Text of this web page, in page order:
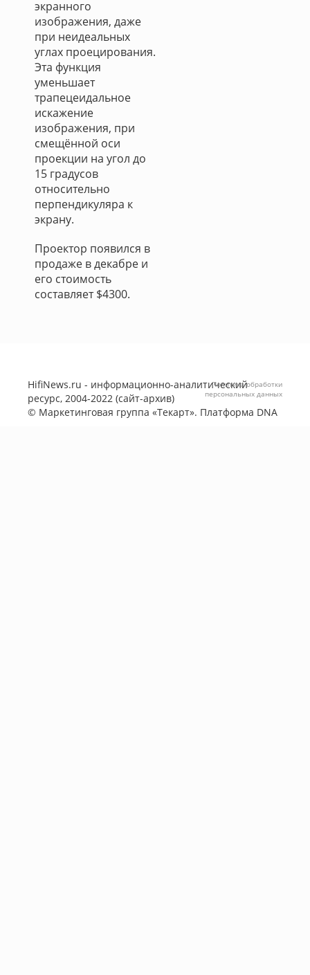
экранного
изображения, даже
при неидеальных
углах проецирования.
Эта функция
уменьшает
трапецеидальное
искажение
изображения, при
смещённой оси
проекции на угол до
15 градусов
относительно
перпендикуляра к
экрану.
Проектор появился в
продаже в декабре и
его стоимость
составляет $4300.
HifiNews.ru - информационно-аналитический
ресурс, 2004-2022 (сайт-архив)
© Маркетинговая группа «Текарт». Платформа DNA
Политика обработки
персональных данных